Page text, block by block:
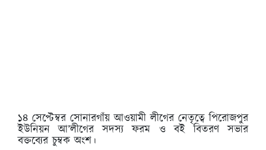
১৪ সেপ্টেম্বর সোনারগাঁয় আওয়ামী লীগের নেতৃত্বে পিরোজপুর
ইউনিয়ন আ’লীগের সদস্য ফরম ও বই বিতরণ সভার
বক্তব্যের চুম্বক অংশ।